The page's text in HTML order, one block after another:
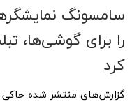
را برای گوشی‌ها،
کرد
گزارش‌های منتشر شده